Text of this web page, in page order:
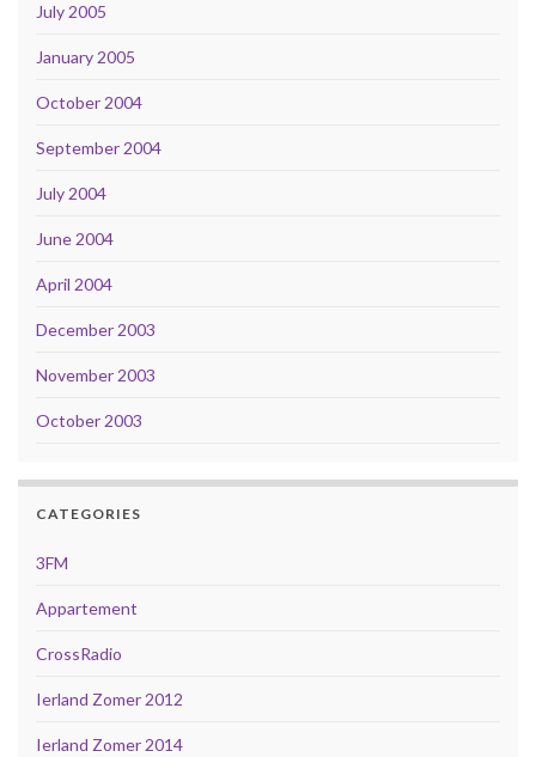
July 2005
January 2005
October 2004
September 2004
July 2004
June 2004
April 2004
December 2003
November 2003
October 2003
CATEGORIES
3FM
Appartement
CrossRadio
Ierland Zomer 2012
Ierland Zomer 2014